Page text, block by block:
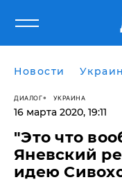
Новости
ДИАЛОГ УКРАИНА
16 марта 2020, 19:11
"Это что
Яневский
идею